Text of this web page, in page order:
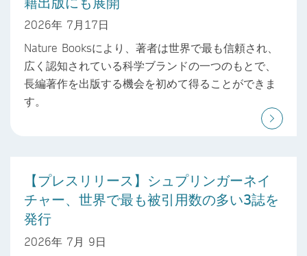
2026年 7月17日
Nature Booksにより、著者は世界で最も信頼され、
広く認知されている科学ブランドの一つのもとで、
長編著作を出版する機会を初めて得ることができま
す。
【プレスリリース】シュプリンガーネイ
チャー、世界で最も被引用数の多い3誌を
発行
2026年 7月 9日